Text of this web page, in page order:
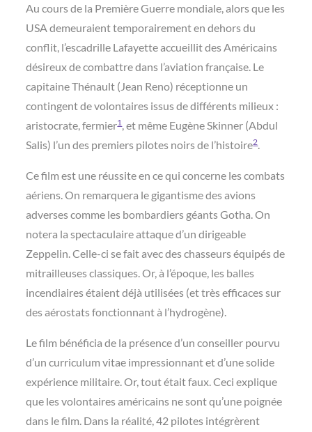
Au cours de la Première Guerre mondiale, alors que les
USA demeuraient temporairement en dehors du
conflit, l’escadrille Lafayette accueillit des Américains
désireux de combattre dans l’aviation française. Le
capitaine Thénault (Jean Reno) réceptionne un
contingent de volontaires issus de différents milieux :
aristocrate, fermier1, et même Eugène Skinner (Abdul
Salis) l’un des premiers pilotes noirs de l’histoire2.
Ce film est une réussite en ce qui concerne les combats
aériens. On remarquera le gigantisme des avions
adverses comme les bombardiers géants Gotha. On
notera la spectaculaire attaque d’un dirigeable
Zeppelin. Celle-ci se fait avec des chasseurs équipés de
mitrailleuses classiques. Or, à l’époque, les balles
incendiaires étaient déjà utilisées (et très efficaces sur
des aérostats fonctionnant à l’hydrogène).
Le film bénéficia de la présence d’un conseiller pourvu
d’un curriculum vitae impressionnant et d’une solide
expérience militaire. Or, tout était faux. Ceci explique
que les volontaires américains ne sont qu’une poignée
dans le film. Dans la réalité, 42 pilotes intégrèrent